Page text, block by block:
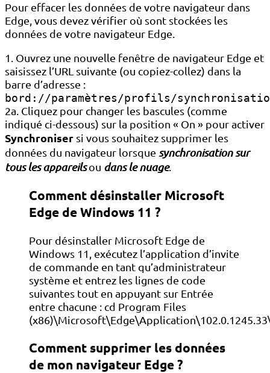
Pour effacer les données de votre navigateur dans
Edge, vous devez vérifier où sont stockées les
données de votre navigateur Edge.
1. Ouvrez une nouvelle fenêtre de navigateur Edge et
saisissez l’URL suivante (ou copiez-collez) dans la
barre d’adresse :
bord://paramètres/profils/
2a. Cliquez pour changer les bascules (comme
indiqué ci-dessous) sur la position « On » pour activer
Synchroniser si vous souhaitez supprimer les
données du navigateur lorsque synchronisation sur
tous les appareilsou dans le nuage.
Comment désinstaller Microsoft
Edge de Windows 11 ?
Pour désinstaller Microsoft Edge de
Windows 11, exécutez l’application d’invite
de commande en tant qu’administrateur
système et entrez les lignes de code
suivantes tout en appuyant sur Entrée
entre chacune : cd Program Files
Comment supprimer les données
de mon navigateur Edge ?